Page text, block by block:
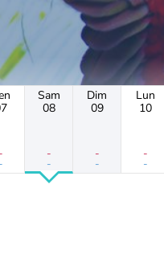
-
-
Sam
08
-
-
Dim
09
-
-
Lun
10
-
-